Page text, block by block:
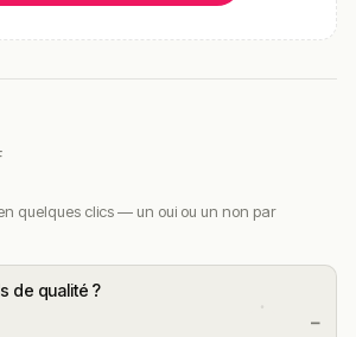
quelques clics — un oui ou un non par
de qualité ?
—